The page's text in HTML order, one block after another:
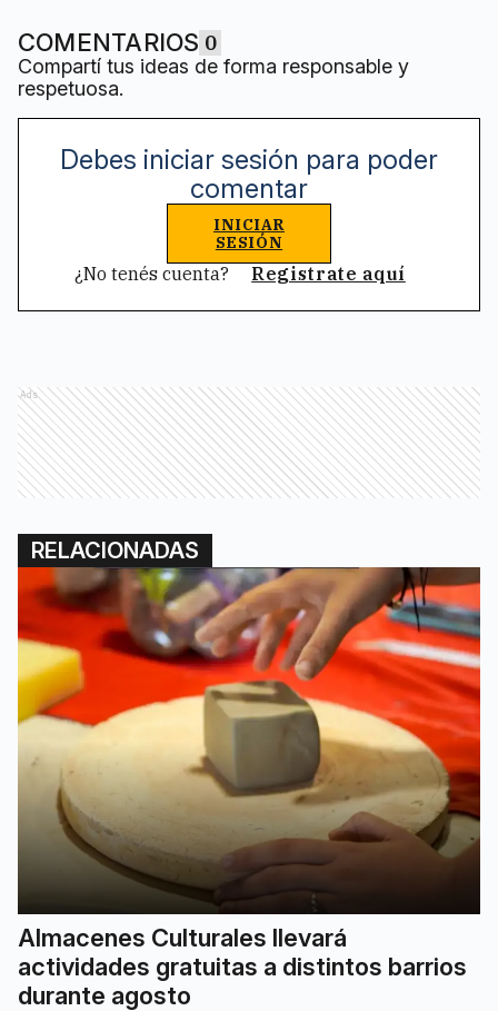
COMENTARIOS 0
Compartí tus ideas de forma responsable y
respetuosa.
Debes iniciar sesión para poder
comentar
INICIAR
SESIÓN
¿No tenés cuenta? Registrate aquí
Ads
RELACIONADAS
Almacenes Culturales llevará
actividades gratuitas a distintos barrios
durante agosto